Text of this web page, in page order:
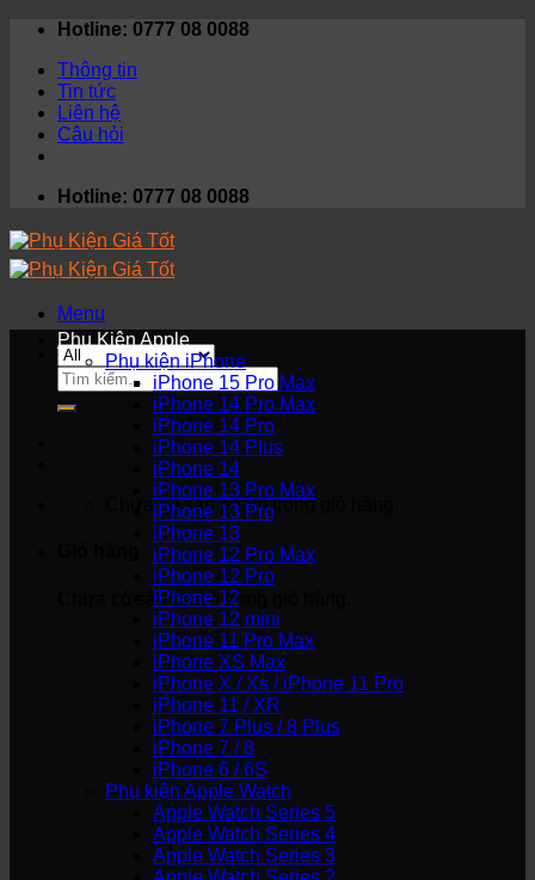
Skip
content
Hotline: 0777 08 0088
Thông tin
Tin tức
Liên hệ
Câu hỏi
Hotline: 0777 08 0088
Menu
Tìm
kiếm:
Chưa có sản phẩm trong giỏ hàng.
Chưa có sản phẩm trong giỏ hàng.
Phụ Kiện Apple
Phụ kiện iPhone
iPhone 15 Pro Max
iPhone 14 Pro Max
iPhone 14 Pro
iPhone 14 Plus
iPhone 14
iPhone 13 Pro Max
iPhone 13 Pro
iPhone 13
iPhone 12 Pro Max
iPhone 12 Pro
iPhone 12
iPhone 12 mini
iPhone 11 Pro Max
iPhone XS Max
iPhone X / Xs / iPhone 11 Pro
iPhone 11 / XR
iPhone 7 Plus / 8 Plus
iPhone 7 / 8
iPhone 6 / 6S
Phụ kiện Apple Watch
Apple Watch Series 5
Apple Watch Series 4
Apple Watch Series 3